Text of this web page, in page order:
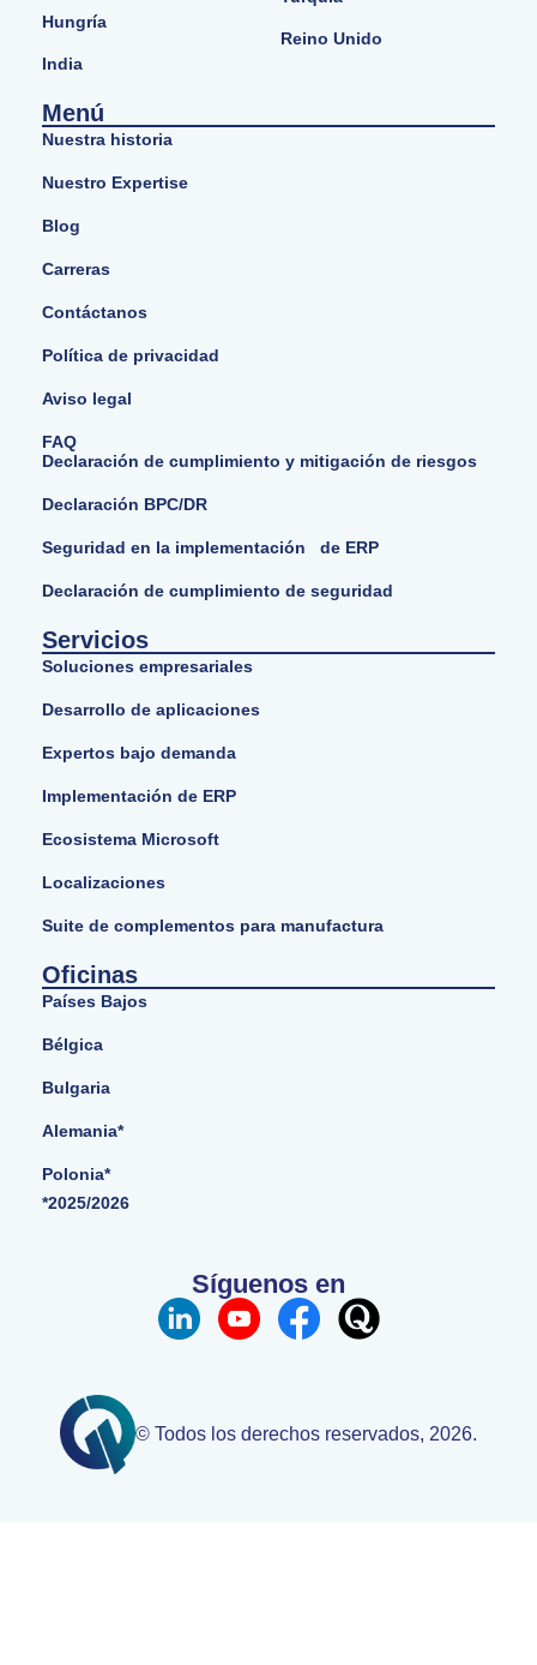
Hungría
India
Reino Unido
Menú
Nuestra historia
Nuestro Expertise
Blog
Carreras
Contáctanos
Política de privacidad
Aviso legal
FAQ
Declaración de cumplimiento y mitigación de riesgos
Declaración BPC/DR
Seguridad en la implementación de ERP
Declaración de cumplimiento de seguridad
Servicios
Soluciones empresariales
Desarrollo de aplicaciones
Expertos bajo demanda
Implementación de ERP
Ecosistema Microsoft
Localizaciones
Suite de complementos para manufactura
Oficinas
Países Bajos
Bélgica
Bulgaria
Alemania*
Polonia*
*2025/2026
Síguenos en
© Todos los derechos reservados, 2026.